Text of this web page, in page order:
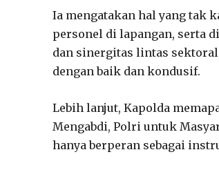
Ia mengatakan hal yang tak
personel di lapangan, serta
dan sinergitas lintas
dengan baik dan kondusif.
Lebih lanjut, Kapolda
Mengabdi, Polri untuk
hanya berperan sebagai